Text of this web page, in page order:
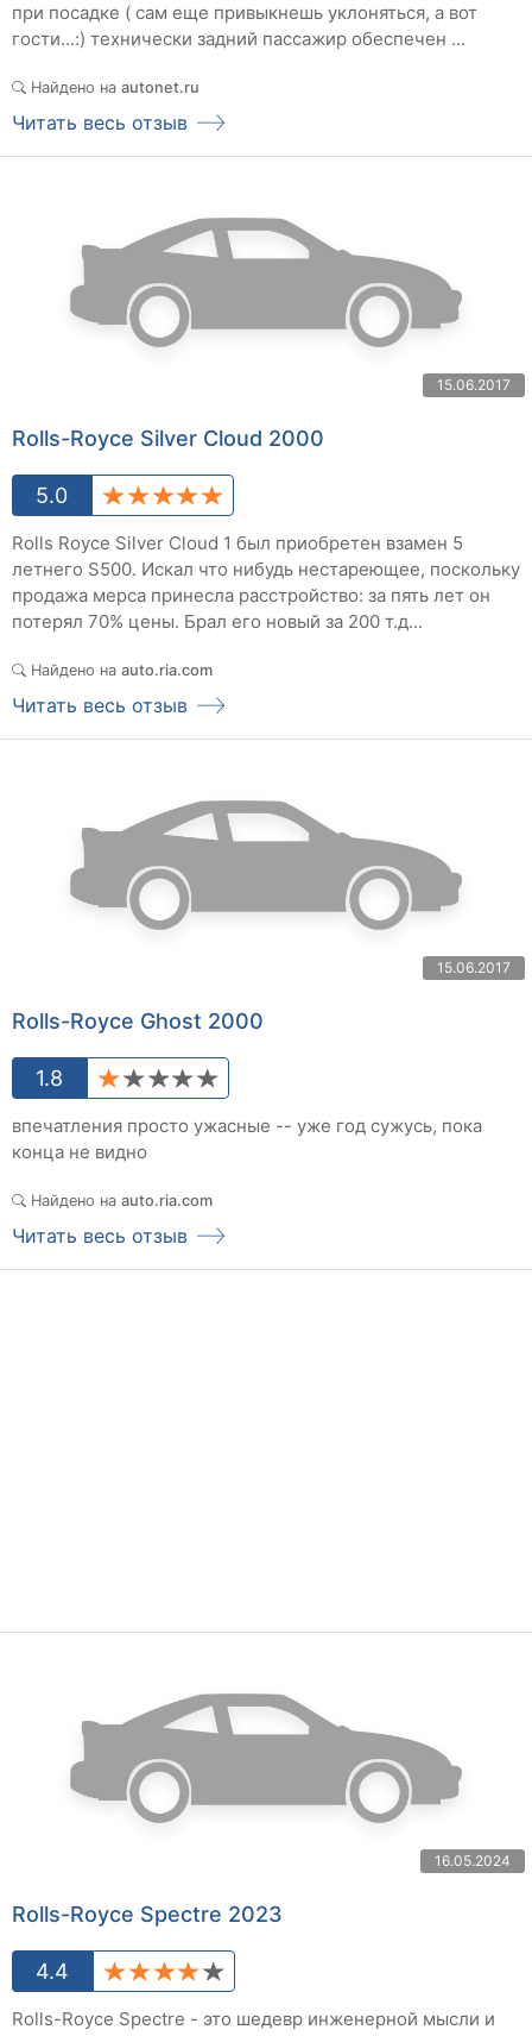
при посадке ( сам еще привыкнешь уклоняться, а вот
гости...:) технически задний пассажир обеспечен ...
Найдено на autonet.ru
Читать весь отзыв
15.06.2017
Rolls-Royce Silver Cloud 2000
5.0
Rolls Royce Silver Cloud 1 был приобретен взамен 5
летнего S500. Искал что нибудь нестареющее, поскольку
продажа мерса принесла расстройство: за пять лет он
потерял 70% цены. Брал его новый за 200 т.д...
Найдено на auto.ria.com
Читать весь отзыв
15.06.2017
Rolls-Royce Ghost 2000
1.8
впечатления просто ужасные -- уже год сужусь, пока
конца не видно
Найдено на auto.ria.com
Читать весь отзыв
16.05.2024
Rolls-Royce Spectre 2023
4.4
Rolls-Royce Spectre - это шедевр инженерной мысли и